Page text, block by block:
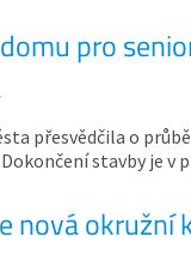
pro
přesvědčila o
stavby je v
nová okružní